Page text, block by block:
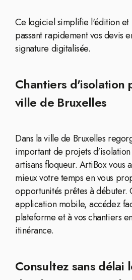
Ce logiciel simplifie l'édition
passant rapidement vos devis
signature digitalisée.
Chantiers d'isolation
ville de Bruxelles
Dans la ville de Bruxelles
important de projets
artisans floqueur. ArtiBox vous
mieux votre temps en vous
opportunités prêtes à débuter.
application mobile, accédez
plateforme et à vos chantiers
itinérance.
Consultez sans délai